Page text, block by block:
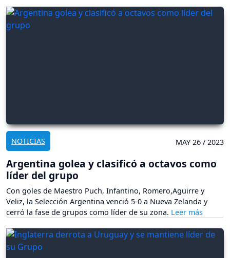
NOTICIAS MAY 26 / 2023
Argentina golea y clasificó a octavos como
líder del grupo
Con goles de Maestro Puch, Infantino, Romero,Aguirre y
Veliz, la Selección Argentina venció 5-0 a Nueva Zelanda y
cerró la fase de grupos como líder de su zona.